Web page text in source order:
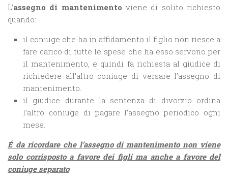
L’assegno di mantenimento viene di solito richiesto
quando:
il coniuge che ha in affidamento il figlio non riesce a
fare carico di tutte le spese che ha esso servono per
il mantenimento, e quindi fa richiesta al giudice di
richiedere all’altro coniuge di versare l’assegno di
mantenimento.
il giudice durante la sentenza di divorzio ordina
l’altro coniuge di pagare l’assegno periodico ogni
mese.
É da ricordare che l’assegno di mantenimento non viene
solo corrisposto a favore dei figli ma anche a favore del
coniuge separato.